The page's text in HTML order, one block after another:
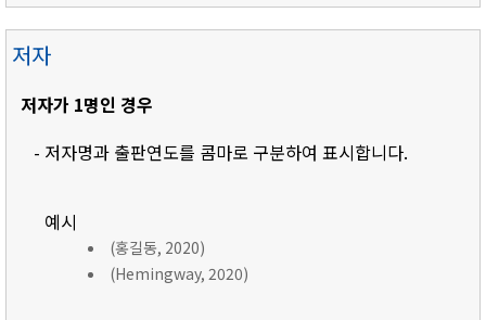
저자
저자가 1명인 경우
- 저자명과 출판연도를 콤마로 구분하여 표시합니다.
예시
(홍길동, 2020)
(Hemingway, 2020)